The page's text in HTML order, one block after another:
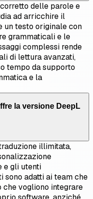
delle parole e
ad arricchire il
un testo originale con
grammaticali e le
complessi rende
di lettura avanzati,
tempo da supporto
e la
la versione DeepL
illimitata,
e gli utenti
sono adatti ai team che
vogliono integrare